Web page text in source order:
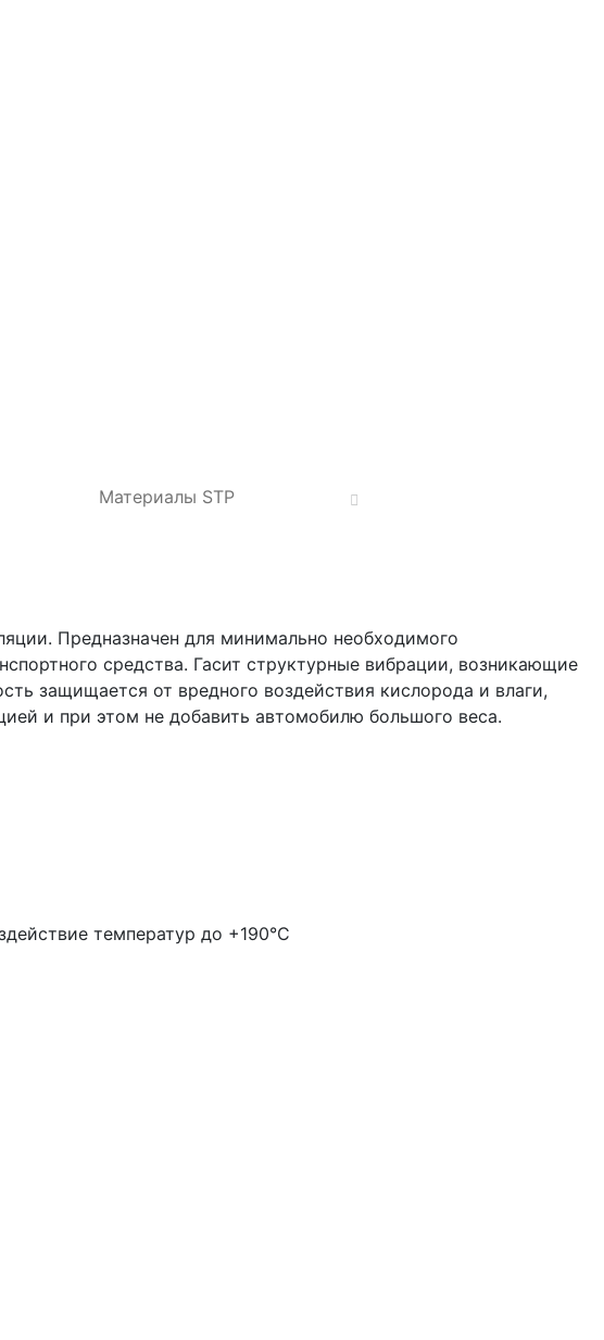
Материалы STP
Предназначен для минимально необходимого
средства. Гасит структурные вибрации, возникающие
защищается от вредного воздействия кислорода и влаги,
и при этом не добавить автомобилю большого веса.
температур до +190°С